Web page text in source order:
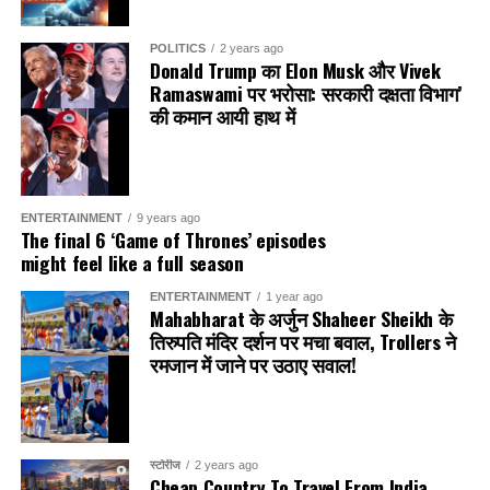
अपने प्रतिद्वंद्वी को सिर्फ 0.09 सेकंड में पिन करके एक मैच शेष रहते ही
किराक हैदराबाद के लिए खिताब का दावा किया। खिताब से चूकने के
बावजूद, रोहतक रौडीज़ के दारा सिंह ने अपना उत्साह नहीं खोया और रात
का समापन करने के लिए 100 किग्रा श्रेणी में किराक हैदराबाद के जगदीश
बरुआ को 3-2 से हराया।
विजेता टीम का जश्न
शहीर शेख ने पहनी पारंपरिक वेशभूषा
शहीर शेख की तस्वीरों में खास बात यह थी कि वे तिरुपति मंदिर में पारंपरिक
मुंडू (Mundu)
वेशभूषा है, जिसे मंदिर में दर्शन के दौरान पहना जाता है।
POLITICS 2 years ago
Donald Trump का Elon Musk और Vivek
Ramaswami पर भरोसा: सरकारी दक्षता विभाग’
की कमान आयी हाथ में
ENTERTAINMENT 9 years ago
The final 6 ‘Game of Thrones’ episodes
might feel like a full season
ENTERTAINMENT 1 year ago
Mahabharat के अर्जुन Shaheer Sheikh के
तिरुपति मंदिर दर्शन पर मचा बवाल, Trollers ने
रमजान में जाने पर उठाए सवाल!
स्टोरीज 2 years ago